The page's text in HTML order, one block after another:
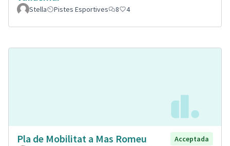
Stella Pistes Esportives 8 4
Pla de Mobilitat a Mas Romeu
Acceptada